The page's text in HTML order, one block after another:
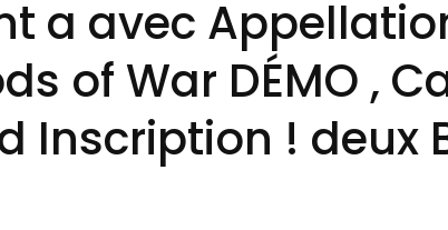
a avec
of War DÉMO ,
Inscription ! deux